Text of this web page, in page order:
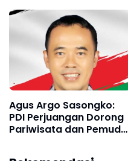
dan Mendunia
Agus Argo Sasongko:
PDI Perjuangan Dorong
Pariwisata dan Pemuda